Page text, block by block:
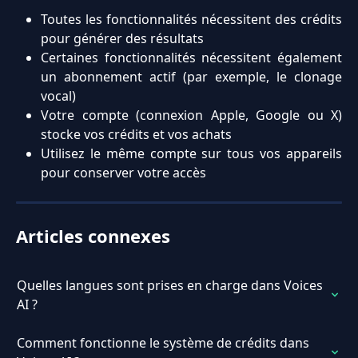
Toutes les fonctionnalités nécessitent des crédits
pour générer des résultats
Certaines fonctionnalités nécessitent également
un abonnement actif (par exemple, le clonage
vocal)
Votre compte (connexion Apple, Google ou X)
stocke vos crédits et vos achats
Utilisez le même compte sur tous vos appareils
pour conserver votre accès
Articles connexes
Quelles langues sont prises en charge dans Voices
AI ?
Comment fonctionne le système de crédits dans